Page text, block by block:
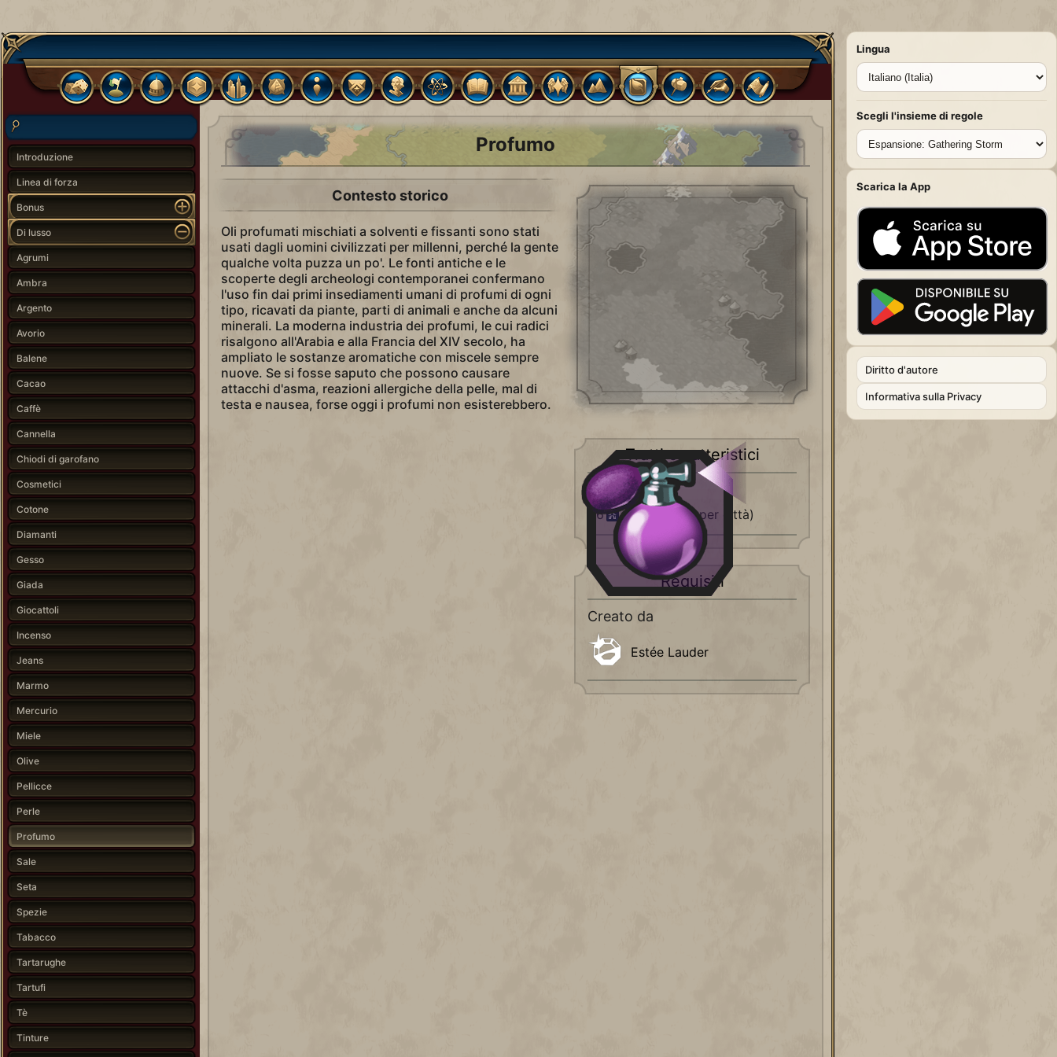
Introduzione
Linea di forza
Bonus
Di lusso
Agrumi
Ambra
Argento
Avorio
Balene
Cacao
Caffè
Cannella
Chiodi di garofano
Cosmetici
Cotone
Diamanti
Gesso
Giada
Giocattoli
Incenso
Jeans
Marmo
Mercurio
Miele
Olive
Pellicce
Perle
Profumo
Sale
Seta
Spezie
Tabacco
Tartarughe
Tartufi
Tè
Tinture
Profumo
Contesto storico
Oli profumati mischiati a solventi e fissanti sono stati
usati dagli uomini civilizzati per millenni, perché la gente
qualche volta puzza un po'. Le fonti antiche e le
scoperte degli archeologi contemporanei confermano
l'uso fin dai primi insediamenti umani di profumi di ogni
tipo, ricavati da piante, parti di animali e anche da alcuni
minerali. La moderna industria dei profumi, le cui radici
risalgono all'Arabia e alla Francia del XIV secolo, ha
ampliato le sostanze aromatiche con miscele sempre
nuove. Se si fosse saputo che possono causare
attacchi d'asma, reazioni allergiche della pelle, mal di
testa e nausea, forse oggi i profumi non esisterebbero.
Tratti caratteristici
Di lusso
+6 Attrattiva (1 per città)
Requisiti
Creato da
Estée Lauder
Lingua
Scegli l'insieme di regole
Scarica la App
Diritto d'autore
Informativa sulla Privacy